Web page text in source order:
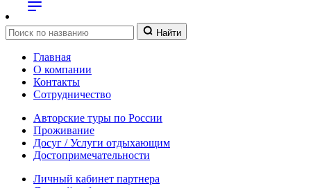
Найти
Главная
О компании
Контакты
Сотрудничество
Авторские туры по России
Проживание
Досуг / Услуги отдыхающим
Достопримечательности
Личный кабинет партнера